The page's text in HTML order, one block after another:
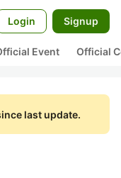
Login Signup
Event Official
last update.